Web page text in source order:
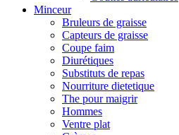
Minceur
Bruleurs de graisse
Capteurs de graisse
Coupe faim
Diurétiques
Substituts de repas
Nourriture dietetique
The pour maigrir
Hommes
Ventre plat